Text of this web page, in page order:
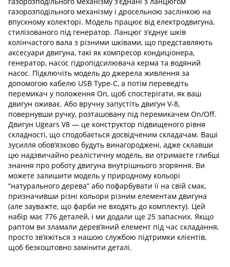
газорозподільного механізму і дросельною заслінкою на
впускному колекторі. Модель працює від електродвигуна,
стилізованого під генератор. Ланцюг з’єднує шків
колінчастого вала з різними шківами, що представляють
аксесуари двигуна, такі як компресор кондиціонера,
генератор, насос гідропідсилювача керма та водяний
насос. Підключіть модель до джерела живлення за
допомогою кабелю USB Type-C, а потім переведіть
перемикач у положення On, щоб спостерігати, як ваш
двигун оживає. Або вручну запустіть двигун V-8,
повернувши ручку, розташовану під перемикачем On/Off.
Двигун Ugears V8 — це конструктор підвищеного рівня
складності, що сподобається досвідченим складачам. Ваші
зусилля обов’язково будуть винагороджені, адже склавши
цю надзвичайно реалістичну модель, ви отримаєте глибші
знання про роботу двигуна внутрішнього згоряння. Ви
можете залишити модель у природному кольорі
“натурального дерева” або пофарбувати її на свій смак,
призначивши різні кольори різним елементам двигуна
(але зауважте, що фарби не входять до комплекту). Цей
набір має 776 деталей, і ми додали ще 25 запасних. Якщо
раптом ви зламали дерев’яний елемент під час складання,
просто зв’яжіться з нашою службою підтримки клієнтів,
щоб безкоштовно замінити деталі.